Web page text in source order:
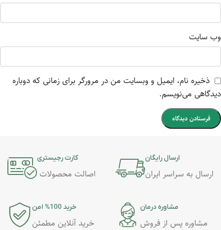
وب‌ سایت
ذخیره نام، ایمیل و وبسایت من در مرورگر برای زمانی که دوباره
دیدگاهی می‌نویسم.
ارسال رایگان
ارسال به سراسر ایران
کارت رجیستری
اصالت محصولات
مشاوره درمان
مشاوره پس از فروش
خرید 100% امن
خرید آنلاین مطمئن